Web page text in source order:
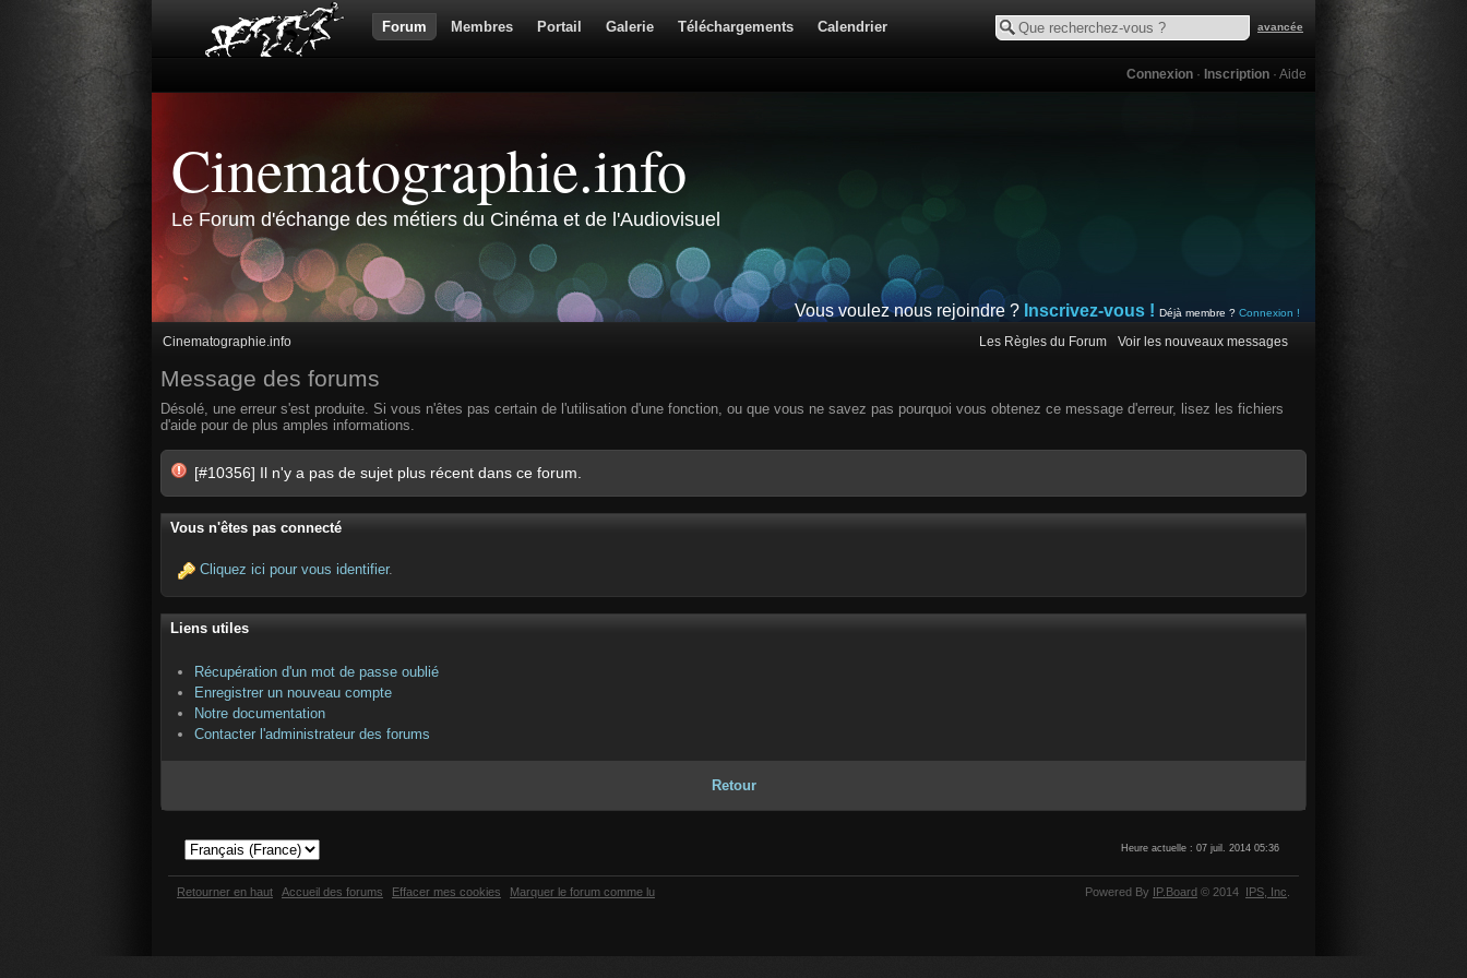
avancée
Forum Membres Portail Galerie Téléchargements Calendrier
Connexion · Inscription · Aide
Cinematographie.info
Le Forum d'échange des métiers du Cinéma et de l'Audiovisuel
Vous voulez nous rejoindre ? Inscrivez-vous ! Déjà membre ? Connexion !
Cinematographie.info Les Règles du Forum Voir les nouveaux messages
Message des forums
Désolé, une erreur s'est produite. Si vous n'êtes pas certain de l'utilisation d'une fonction, ou que vous ne savez pas pourquoi vous obtenez ce message d'erreur, lisez les fichiers
d'aide pour de plus amples informations.
[#10356] Il n'y a pas de sujet plus récent dans ce forum.
Vous n'êtes pas connecté
Cliquez ici pour vous identifier.
Liens utiles
Récupération d'un mot de passe oublié
Enregistrer un nouveau compte
Notre documentation
Contacter l'administrateur des forums
Retour
Heure actuelle : 07 juil. 2014 05:36
Retourner en haut Accueil des forums Effacer mes cookies Marquer le forum comme lu Powered By IP.Board © 2014 IPS, Inc